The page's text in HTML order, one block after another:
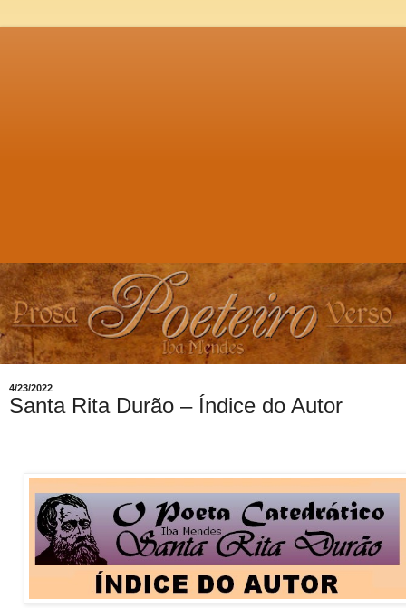
4/23/2022
Santa Rita Durão – Índice do Autor